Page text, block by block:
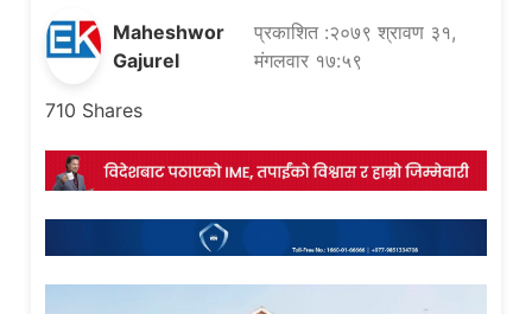
Maheshwor
Gajurel
प्रकाशित :२०७९ श्रावण ३१,
मंगलवार १७:५९
710 Shares